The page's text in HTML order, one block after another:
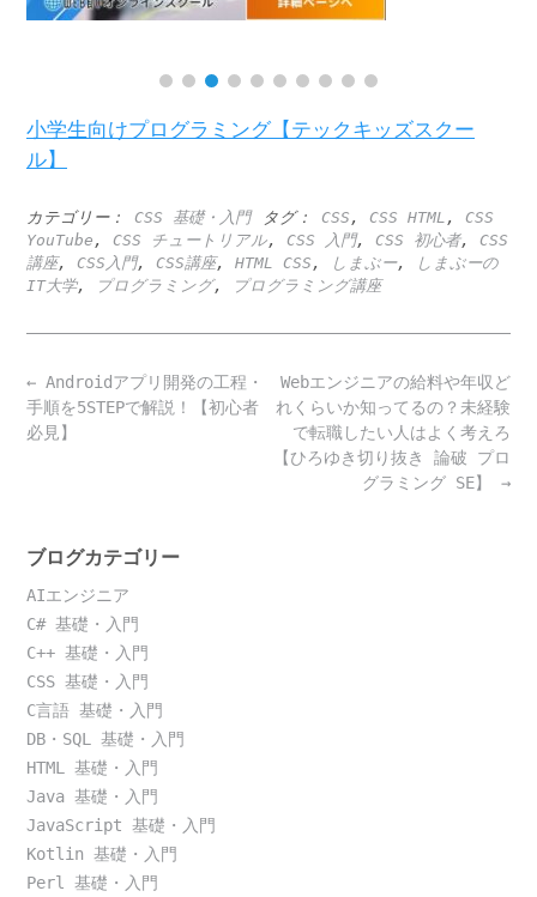
小学生向けプログラミング【テックキッズスクー
ル】
カテゴリー： CSS 基礎・入門 タグ： CSS , CSS HTML , CSS
YouTube , CSS チュートリアル, CSS 入門, CSS 初心者, CSS
講座, CSS入門, CSS講座, HTML CSS , しまぶー,
しまぶーの
IT大学, プログラミング, プログラミング講座
Post
navigation
Webエンジニアの給料や年収ど
れくらいか知ってるの？未経験
で転職したい人はよく考えろ
【ひろゆき切り抜き 論破 プロ
グラミング SE】 →
← Androidアプリ開発の工程・
手順を5STEPで解説！【初心者
必見】
ブログカテゴリー
AIエンジニア
C# 基礎・入門
C++ 基礎・入門
CSS 基礎・入門
C言語 基礎・入門
DB・SQL 基礎・入門
HTML 基礎・入門
Java 基礎・入門
JavaScript 基礎・入門
Kotlin 基礎・入門
Perl 基礎・入門